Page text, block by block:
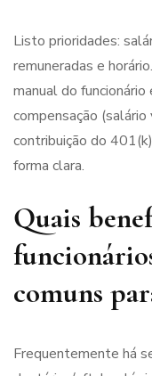
Listo prioridades:
remuneradas e
manual do
compensação
contribuição do
forma clara.
Quais
comuns
Frequentemente há